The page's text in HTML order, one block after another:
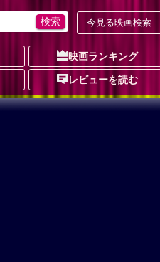
今見る映画検索
映画ランキング
レビューを読む